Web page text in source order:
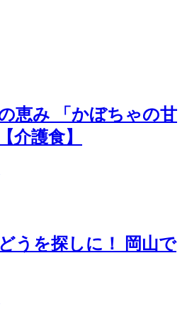
恵み 「かぼちゃの甘
介護食】
うを探しに！ 岡山で